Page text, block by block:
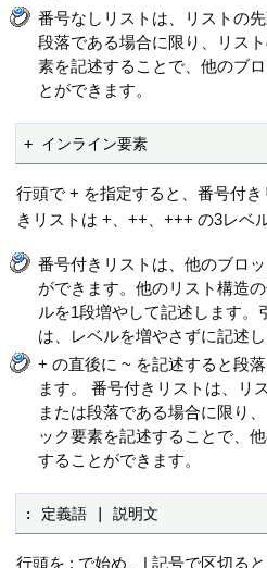
番号なしリストは、リストの
段落である場合に限り、リス
素を記述することで、他のブ
とができます。
+ インライン要素
行頭で + を指定すると、番号付
きリストは +、++、+++ の3レベ
番号付きリストは、他のブロ
ができます。他のリスト構造
ルを1段増やして記述します。
は、レベルを増やさずに記述し
+ の直後に ~ を記述すると段
ます。 番号付きリストは、リ
または段落である場合に限り
ック要素を記述することで、
することができます。
: 定義語 | 説明文
行頭を : で始め、| 記号で区切る